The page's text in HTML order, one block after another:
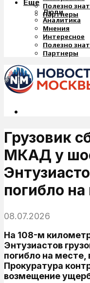
Полезно
Партнеры
Еще
Люди
Аналитика
Мнения
Интересное
Полезно
Партнеры
Грузовик
МКАД у
погибло
08.07.2026
На 108-м
Энтузиастов
погибло на
Прокуратура
возмещение